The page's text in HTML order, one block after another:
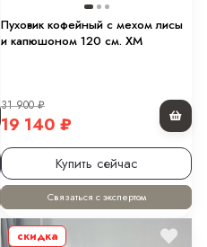
Пуховик кофейный с мехом лисы
и капюшоном 120 см. ХМ
31 900₽
19 140 ₽
Купить сейчас
Связаться с экспертом
скидка